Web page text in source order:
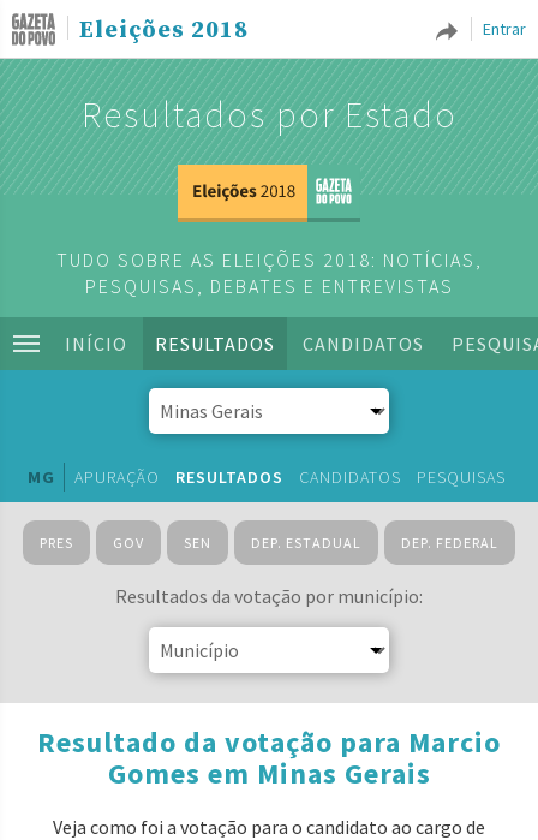
Entrar
Eleições 2018
Resultados por Estado
TUDO SOBRE AS ELEIÇÕES 2018: NOTÍCIAS,
PESQUISAS, DEBATES E ENTREVISTAS
INÍCIO RESULTADOS CANDIDATOS
MG APURAÇÃO RESULTADOS CANDIDATOS PESQUISAS
PRES GOV SEN DEP. ESTADUAL DEP. FEDERAL
Resultados da votação por município:
Resultado da votação para Marcio
Gomes em Minas Gerais
Veja como foi a votação para o candidato ao cargo de